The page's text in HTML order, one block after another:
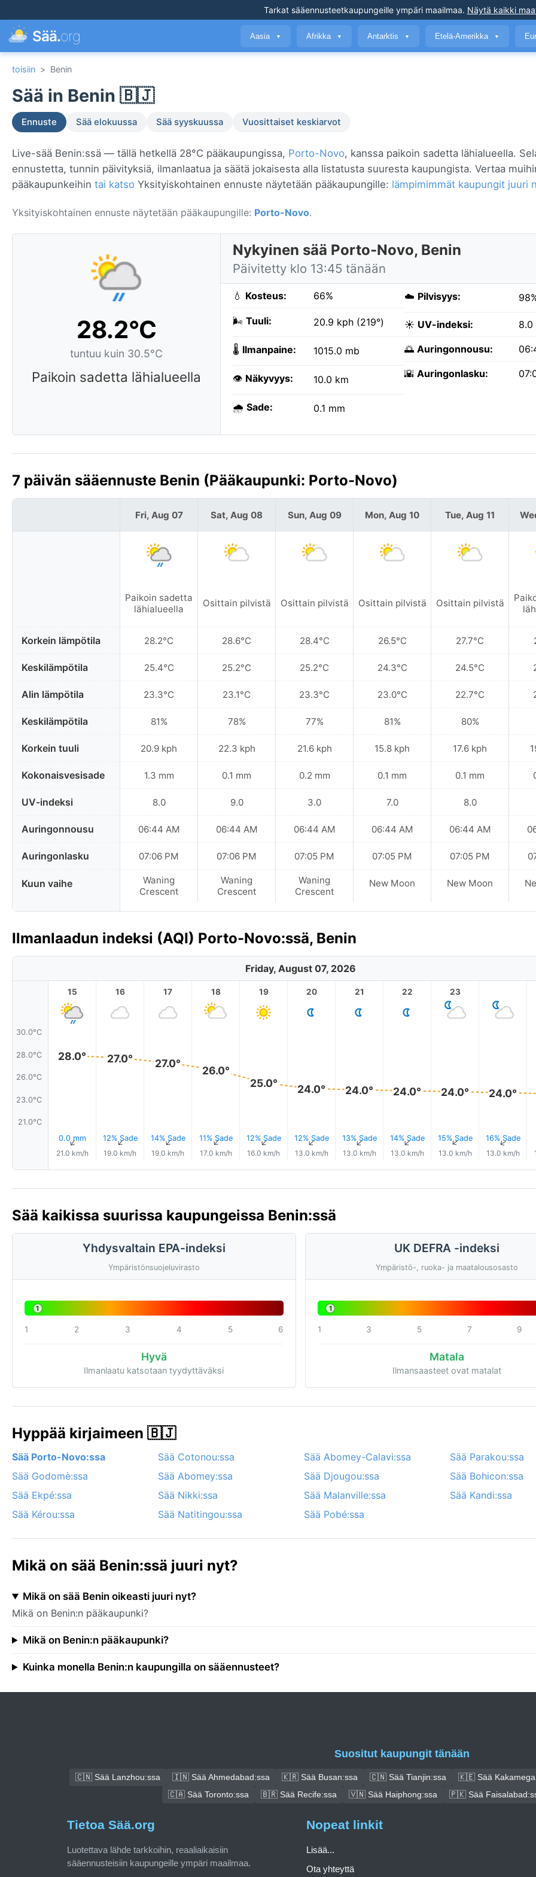
Tarkat sääennusteetkaupungeille ympäri maailmaa. Näytä kaikki
Sää.org Aasia ▼ Afrikka ▼ Antarktis ▼ Etelä-Amerikka ▼
toisiin > Benin
Sää in Benin 🇧🇯
Ennuste Sää elokuussa Sää syyskuussa Vuosittaiset keskiarvot
Live-sää Benin:ssä — tällä hetkellä 28°C pääkaupungissa, Porto-Novo, kanssa paikoin sadetta lähialueella.
ennustetta, tunnin päivityksiä, ilmanlaatua ja säätä jokaisesta alla listatusta suuresta kaupungista. Vertaa
pääkaupunkeihin tai katso Yksityiskohtainen ennuste näytetään pääkaupungille: lämpimimmät kaupungit juuri
Yksityiskohtainen ennuste näytetään pääkaupungille: Porto-Novo.
28.2°C
tuntuu kuin 30.5°C
Paikoin sadetta lähialueella
Nykyinen sää Porto-Novo, Benin
Päivitetty klo 13:45 tänään
💧 Kosteus: 66%
🌬️ Tuuli: 20.9 kph (219°)
🌡️ Ilmanpaine: 1015.0 mb
👁️ Näkyvyys: 10.0 km
🌧️ Sade: 0.1 mm
☁️ Pilvisyys:
☀️ UV-indeksi: 8.0
🌅 Auringonnousu:
🌇 Auringonlasku:
7 päivän sääennuste Benin (Pääkaupunki: Porto-Novo)
Korkein lämpötila
Keskilämpötila
Alin lämpötila
Keskilämpötila
Korkein tuuli
Kokonaisvesisade
UV-indeksi
Auringonnousu
Auringonlasku
Kuun vaihe
Fri, Aug 07
Paikoin sadetta
lähialueella
28.2°C
25.4°C
23.3°C
81%
20.9 kph
1.3 mm
8.0
06:44 AM
07:06 PM
Waning
Crescent
Sat, Aug 08
Osittain pilvistä
28.6°C
25.2°C
23.1°C
78%
22.3 kph
0.1 mm
9.0
06:44 AM
07:06 PM
Waning
Crescent
Sun, Aug 09
Osittain pilvistä
28.4°C
25.2°C
23.3°C
77%
21.6 kph
0.2 mm
3.0
06:44 AM
07:05 PM
Waning
Crescent
Mon, Aug 10
Osittain pilvistä
26.5°C
24.3°C
23.0°C
81%
15.8 kph
0.1 mm
7.0
06:44 AM
07:05 PM
New Moon
Tue, Aug 11
Osittain pilvistä
27.7°C
24.5°C
22.7°C
80%
17.6 kph
0.1 mm
8.0
06:44 AM
07:05 PM
New Moon
Ilmanlaadun indeksi (AQI) Porto-Novo:ssä, Benin
Friday, August 07, 2026
30.0°C
28.0°C
26.0°C
23.0°C
21.0°C
15
28.0°
0.0 mm
↑
21.0 km/h
16
27.0°
12% Sade
↑
19.0 km/h
17
27.0°
14% Sade
↑
19.0 km/h
18
26.0°
11% Sade
↑
17.0 km/h
19
25.0°
12% Sade
↑
16.0 km/h
20
24.0°
12% Sade
↑
13.0 km/h
21
24.0°
13% Sade
↑
13.0 km/h
22
24.0°
14% Sade
↑
13.0 km/h
23
24.0°
15% Sade
↑
13.0 km/h
24.0°
16% Sade
↑
13.0 km/h
Sää kaikissa suurissa kaupungeissa Benin:ssä
Yhdysvaltain EPA-indeksi
Ympäristönsuojeluvirasto
1
1 2 3 4 5 6
Hyvä
Ilmanlaatu katsotaan tyydyttäväksi
UK DEFRA -indeksi
Ympäristö-, ruoka- ja maatalousosasto
1
1 3 5 7 9
Matala
Ilmansaasteet ovat matalat
Hyppää kirjaimeen 🇧🇯
Sää Porto-Novo:ssa Sää Cotonou:ssa Sää Abomey-Calavi:ssa
Sää Parakou:ssa
Sää Godomè:ssa
Sää Abomey:ssa Sää Djougou:ssa
Sää Bohicon:ssa
Sää Ekpé:ssa
Sää Nikki:ssa Sää Malanville:ssa
Sää Kandi:ssa
Sää Kérou:ssa
Sää Natitingou:ssa Sää Pobé:ssa
Mikä on sää Benin:ssä juuri nyt?
Mikä on sää Benin oikeasti juuri nyt?
Mikä on Benin:n pääkaupunki?
Mikä on Benin:n pääkaupunki?
Kuinka monella Benin:n kaupungilla on sääennusteet?
Suositut kaupungit tänään
🇨🇳 Sää Lanzhou:ssa 🇮🇳 Sää Ahmedabad:ssa 🇰🇷 Sää Busan:ssa 🇨🇳 Sää Tianjin:ssa 🇰🇪 Sää
🇨🇦 Sää Toronto:ssa
🇧🇷 Sää Recife:ssa 🇻🇳 Sää Haiphong:ssa 🇵🇰 Sää
Tietoa Sää.org
Luotettava lähde tarkkoihin, reaaliaikaisiin
sääennusteisiin kaupungeille ympäri maailmaa.
Nopeat linkit
Lisää...
Ota yhteyttä